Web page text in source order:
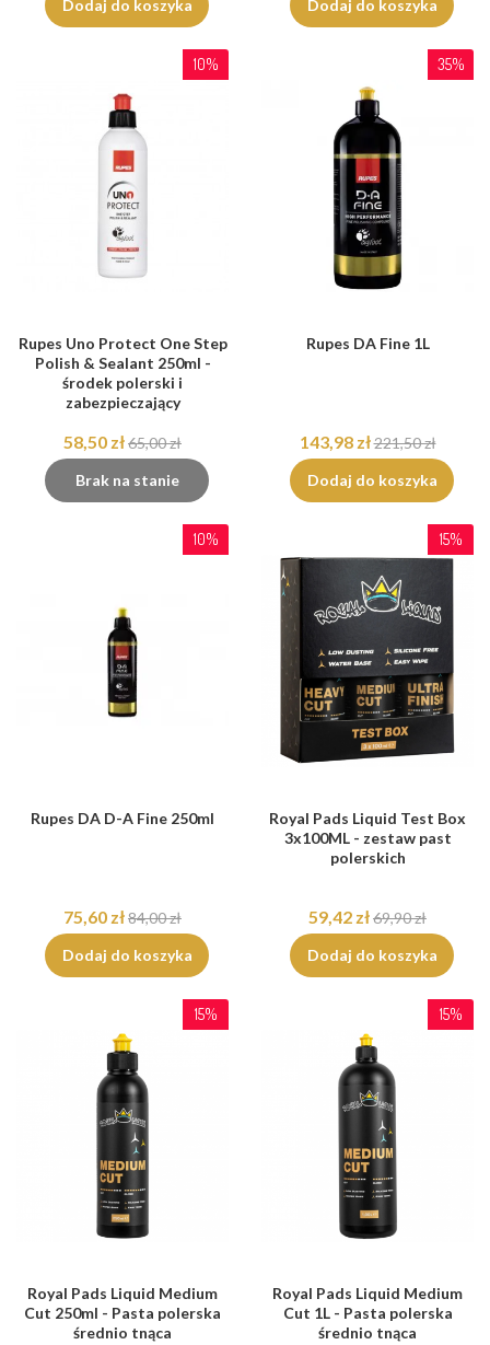
Dodaj do koszyka Dodaj do koszyka
10%
Rupes Uno Protect One Step
Polish & Sealant 250ml -
środek polerski i
zabezpieczający
58,50 zł65,00 zł
Brak na stanie
35%
Rupes DA Fine 1L
143,98 zł221,50 zł
Dodaj do koszyka
10%
Rupes DA D-A Fine 250ml
75,60 zł84,00 zł
Dodaj do koszyka
15%
Royal Pads Liquid Test Box
3x100ML - zestaw past
polerskich
59,42 zł69,90 zł
Dodaj do koszyka
15%
Royal Pads Liquid Medium
Cut 250ml - Pasta polerska
średnio tnąca
15%
Royal Pads Liquid Medium
Cut 1L - Pasta polerska
średnio tnąca